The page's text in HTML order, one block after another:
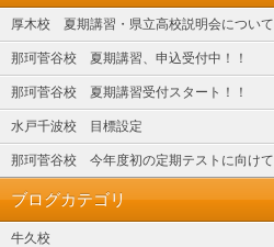
厚木校 夏期講習・県立高校説明会について
那珂菅谷校 夏期講習、申込受付中！！
那珂菅谷校 夏期講習受付スタート！！
水戸千波校 目標設定
那珂菅谷校 今年度初の定期テストに向けて
ブログカテゴリ
牛久校